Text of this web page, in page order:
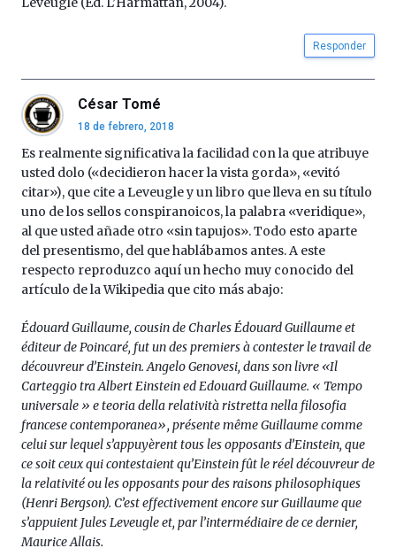
Responder
César Tomé
18 de febrero, 2018
Es realmente significativa la facilidad con la que atribuye
usted dolo («decidieron hacer la vista gorda», «evitó
citar»), que cite a Leveugle y un libro que lleva en su título
uno de los sellos conspiranoicos, la palabra «veridique»,
al que usted añade otro «sin tapujos». Todo esto aparte
del presentismo, del que hablábamos antes. A este
respecto reproduzco aquí un hecho muy conocido del
artículo de la Wikipedia que cito más abajo:
Édouard Guillaume, cousin de Charles Édouard Guillaume et
éditeur de Poincaré, fut un des premiers à contester le travail de
découvreur d’Einstein. Angelo Genovesi, dans son livre «Il
Carteggio tra Albert Einstein ed Edouard Guillaume. « Tempo
universale » e teoria della relatività ristretta nella filosofia
francese contemporanea», présente même Guillaume comme
celui sur lequel s’appuyèrent tous les opposants d’Einstein, que
ce soit ceux qui contestaient qu’Einstein fût le réel découvreur de
la relativité ou les opposants pour des raisons philosophiques
(Henri Bergson). C’est effectivement encore sur Guillaume que
s’appuient Jules Leveugle et, par l’intermédiaire de ce dernier,
Maurice Allais.